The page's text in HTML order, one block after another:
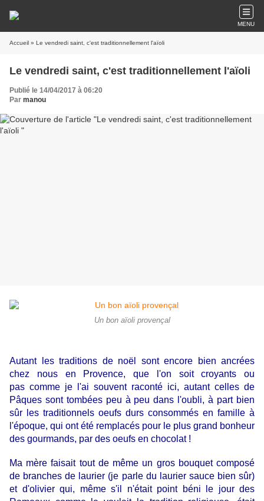
MENU
Accueil » Le vendredi saint, c'est traditionnellement l'aïoli
Le vendredi saint, c'est traditionnellement l'aïoli
Publié le 14/04/2017 à 06:20
Par manou
Un bon aïoli provençal
Autant les traditions de noël sont encore bien ancrées
chez nous en Provence, que l'on soit croyants ou
pas comme je l'ai souvent raconté ici, autant celles de
Pâques sont tombées peu à peu dans l'oubli,à part bien
sûr les traditionnels oeufs durs consommés en famille à
l'époque, qui ont été remplacés pour le plus grand bonheur
des gourmands, par des oeufs en chocolat !
Ma mère faisait tout de même un gros bouquet composé
de branches de laurier (je parle du laurier sauce bien sûr)
et d'olivier qui, même s'il n'était point béni le jour des